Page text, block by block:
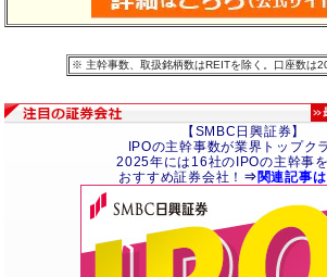
※ 主幹事数、取扱銘柄数はREITを除く。口座数は
【SMBC日興証券】
IPOの主幹事数が業界トップク
2025年には16社のIPOの主幹事
おすすめ証券会社！ ⇒関連記事